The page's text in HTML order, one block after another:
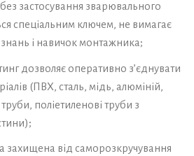
застосування зварювального
спеціальним ключем, не вимагає
і навичок монтажника;
дозволяє оперативно з’єднувати
(ПВХ, сталь, мідь, алюміній,
поліетиленові труби з
захищена від саморозкручування